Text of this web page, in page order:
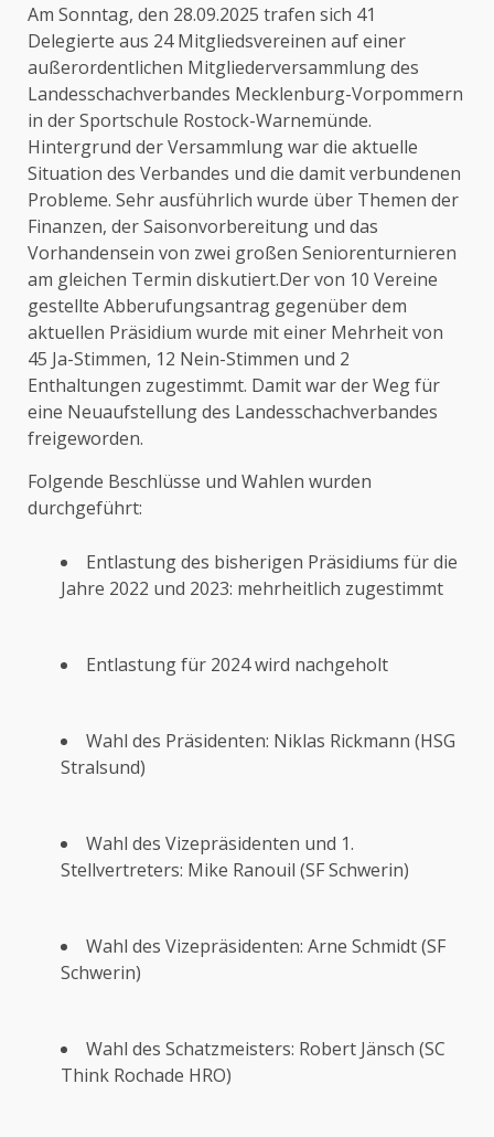
Am Sonntag, den 28.09.2025 trafen sich 41
Delegierte aus 24 Mitgliedsvereinen auf einer
außerordentlichen Mitgliederversammlung des
Landesschachverbandes Mecklenburg-Vorpommern
in der Sportschule Rostock-Warnemünde.
Hintergrund der Versammlung war die aktuelle
Situation des Verbandes und die damit verbundenen
Probleme. Sehr ausführlich wurde über Themen der
Finanzen, der Saisonvorbereitung und das
Vorhandensein von zwei großen Seniorenturnieren
am gleichen Termin diskutiert.Der von 10 Vereine
gestellte Abberufungsantrag gegenüber dem
aktuellen Präsidium wurde mit einer Mehrheit von
45 Ja-Stimmen, 12 Nein-Stimmen und 2
Enthaltungen zugestimmt. Damit war der Weg für
eine Neuaufstellung des Landesschachverbandes
freigeworden.
Folgende Beschlüsse und Wahlen wurden
durchgeführt:
Entlastung des bisherigen Präsidiums für die
Jahre 2022 und 2023: mehrheitlich zugestimmt
Entlastung für 2024 wird nachgeholt
Wahl des Präsidenten: Niklas Rickmann (HSG
Stralsund)
Wahl des Vizepräsidenten und 1.
Stellvertreters: Mike Ranouil (SF Schwerin)
Wahl des Vizepräsidenten: Arne Schmidt (SF
Schwerin)
Wahl des Schatzmeisters: Robert Jänsch (SC
Think Rochade HRO)